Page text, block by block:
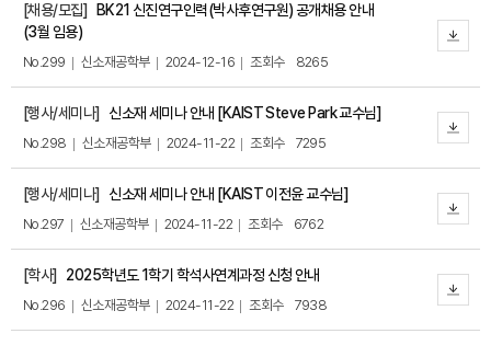
[채용/모집]
BK21 신진연구인력(박사후연구원) 공개채용 안내
(3월 임용)
No.299 신소재공학부 2024-12-16 조회수 8265
[행사/세미나] 신소재 세미나 안내 [KAIST Steve Park 교수님]
No.298 신소재공학부 2024-11-22 조회수 7295
[행사/세미나] 신소재 세미나 안내 [KAIST 이전윤 교수님]
No.297 신소재공학부 2024-11-22 조회수 6762
[학사] 2025학년도 1학기 학석사연계과정 신청 안내
No.296 신소재공학부 2024-11-22 조회수 7938